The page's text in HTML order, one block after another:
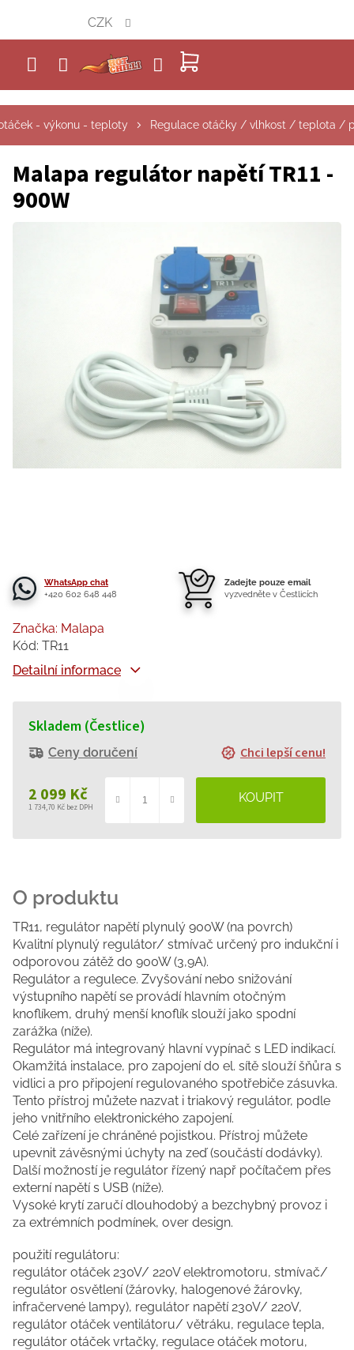
obsah
NÁKUPNÍ
KOŠÍK
CZK
- výkonu - teploty Regulace otáčky / vlhkost / teplota /
Malapa regulátor napětí TR11 -
900W
WhatsApp chat
+420 602 648 448
Zadejte pouze email
vyzvedněte v Čestlicích
2 099 Kč
1 734,70 Kč bez DPH
cena:
Skladem (Čestlice)
Ceny doručení Chci lepší cenu!
Detailní informace
Značka: Malapa
Kód: TR11
TR11, regulátor napětí plynulý 900W (na povrch)
Kvalitní plynulý regulátor/ stmívač určený pro indukční i
odporovou zátěž do 900W (3,9A).
Regulátor a regulece. Zvyšování nebo snižování
výstupního napětí se provádí hlavním otočným
knoflíkem, druhý menší knoflík slouží jako spodní
zarážka (níže).
Regulátor má integrovaný hlavní vypínač s LED indikací.
Okamžitá instalace, pro zapojení do el. sítě slouží šňůra s
vidlici a pro připojení regulovaného spotřebiče zásuvka.
Tento přístroj můžete nazvat i triakový regulátor, podle
jeho vnitřního elektronického zapojení.
Celé zařízení je chráněné pojistkou. Přístroj můžete
upevnit závěsnými úchyty na zeď (součástí dodávky).
Další možností je regulátor řízený např počítačem přes
externí napětí s USB (níže).
Vysoké krytí zaručí dlouhodobý a bezchybný provoz i
za extrémních podmínek, over design.
použití regulátoru:
regulátor otáček 230V/ 220V elektromotoru, stmívač/
regulátor osvětlení (žárovky, halogenové žárovky,
infračervené lampy), regulátor napětí 230V/ 220V,
regulátor otáček ventilátoru/ větráku, regulace tepla,
regulátor otáček vrtačky, regulace otáček motoru,